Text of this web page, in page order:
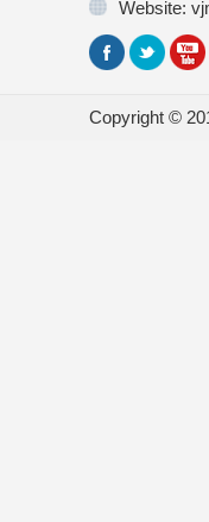
Website:
Copyright ©